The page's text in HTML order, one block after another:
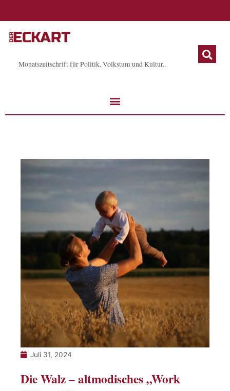
Monatszeitschrift für Politik, Volkstum und Kultur..
Juli 31, 2024
Die Walz – altmodisches „Work